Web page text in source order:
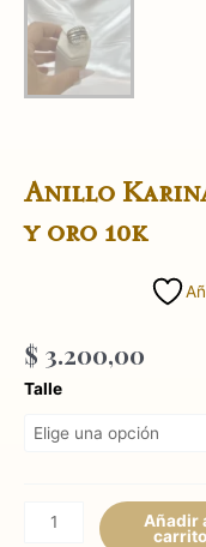
Anillo
y oro 10k
$ 3.200,00
Talle
Anillo
925
Añadir
carrito